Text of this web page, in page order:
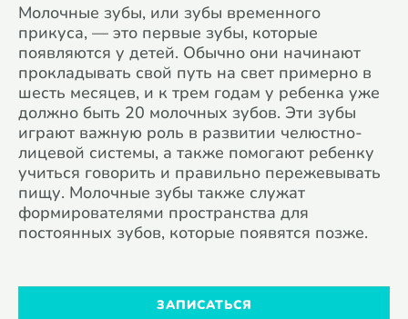
Молочные зубы, или зубы временного
прикуса, — это первые зубы, которые
появляются у детей. Обычно они начинают
прокладывать свой путь на свет примерно в
шесть месяцев, и к трем годам у ребенка уже
должно быть 20 молочных зубов. Эти зубы
играют важную роль в развитии челюстно-
лицевой системы, а также помогают ребенку
учиться говорить и правильно пережевывать
пищу. Молочные зубы также служат
формирователями пространства для
постоянных зубов, которые появятся позже.
ЗАПИСАТЬСЯ